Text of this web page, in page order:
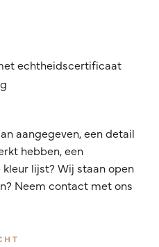
echtheidscertificaat
aangegeven, een detail
hebben, een
lijst? Wij staan open
Neem contact met ons